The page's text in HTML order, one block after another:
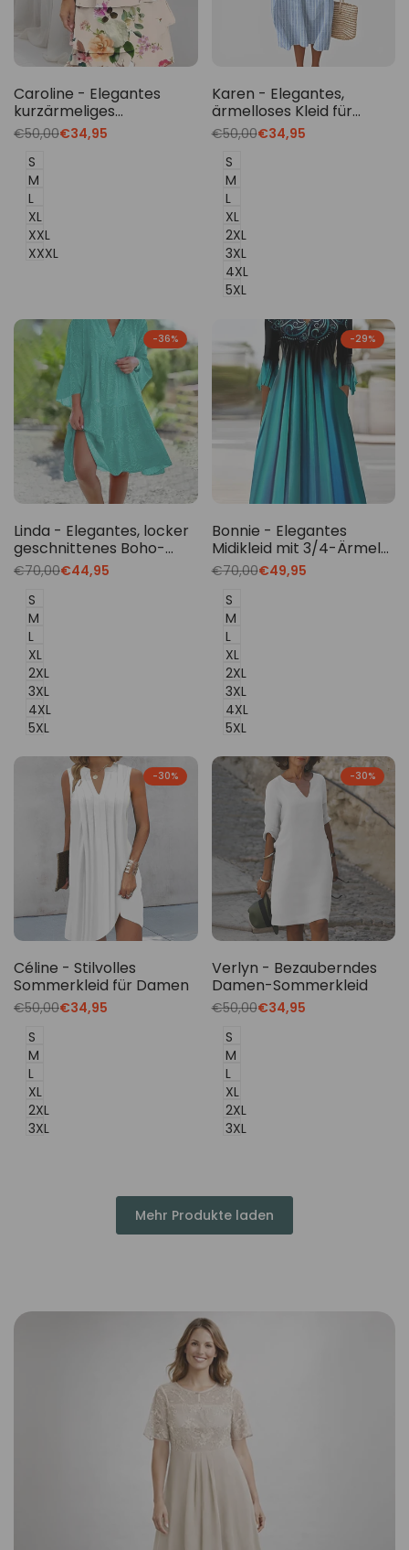
Caroline - Elegantes
kurzärmeliges
Rüschenkleid für Damen
Translation
missing:
de.products.product.price.regular_price
€50,00Translation
missing:
de.products.product.price.sale_price
€34,95
S
M
L
XL
XXL
XXXL
Karen - Elegantes,
ärmelloses Kleid für
Damen
Translation
missing:
€50,00Translation
missing:
€34,95
S
M
L
XL
2XL
3XL
4XL
5XL
-36%
Linda - Elegantes, locker
geschnittenes Boho-
Kleid für Damen
Translation
missing:
de.products.product.price.regular_price
€70,00Translation
missing:
de.products.product.price.sale_price
€44,95
S
M
L
XL
2XL
3XL
4XL
5XL
-29%
Bonnie - Elegantes
Midikleid mit 3/4-Ärmeln
für Damen
Translation
missing:
€70,00Translation
missing:
€49,95
S
M
L
XL
2XL
3XL
4XL
5XL
-30%
Céline - Stilvolles
Sommerkleid für Damen
Translation
missing:
de.products.product.price.regular_price
€50,00Translation
missing:
de.products.product.price.sale_price
€34,95
S
M
L
XL
2XL
3XL
-30%
Verlyn - Bezauberndes
Damen-Sommerkleid
Translation
missing:
€50,00Translation
missing:
€34,95
S
M
L
XL
2XL
3XL
Mehr Produkte laden